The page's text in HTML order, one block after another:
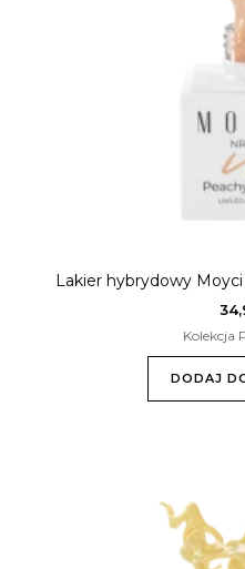
Lakier hybrydowy
Kolekcja
DODAJ